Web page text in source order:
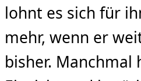
lohnt es sich für
mehr, wenn er
bisher. Manchmal